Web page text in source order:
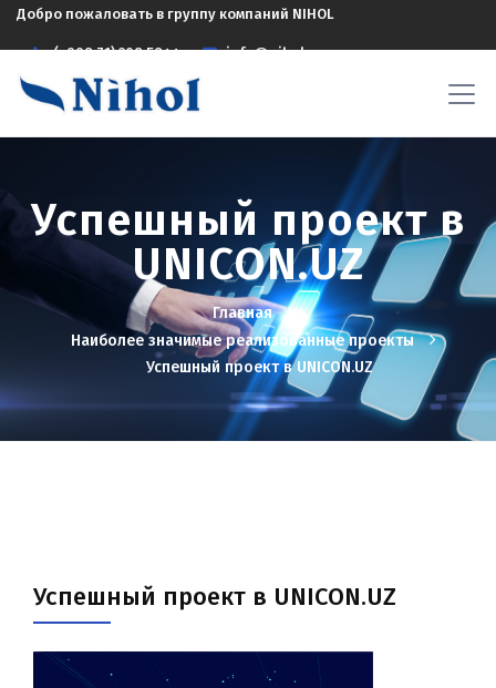
Добро пожаловать в группу компаний NIHOL
(+998 71) 208 5844 info@nihol.uz
Успешный проект в
UNICON.UZ
Главная
Наиболее значимые реализованные проекты
Успешный проект в UNICON.UZ
Успешный проект в UNICON.UZ